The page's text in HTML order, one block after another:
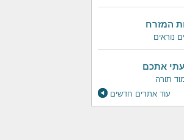
המזרח
נוראים
אתכם
תורה
עוד אתרים חדשים